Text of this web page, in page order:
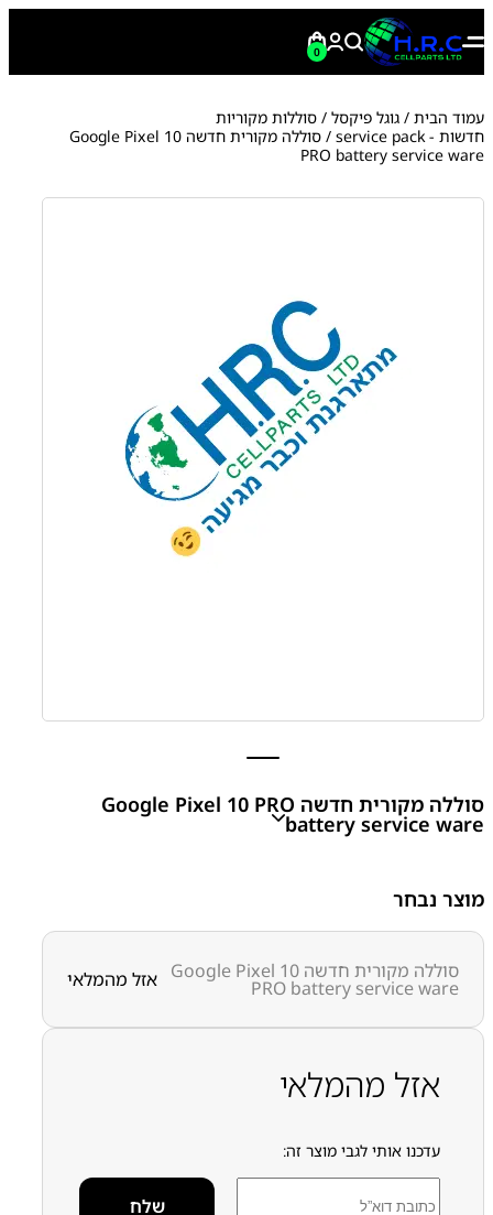
0
עמוד הבית / גוגל פיקסל / סוללות מקוריות
חדשות - service pack
/ סוללה מקורית חדשה Google Pixel 10
PRO battery service ware
סוללה מקורית חדשה Google Pixel 10 PRO
battery service ware
מק״ט:
קטגוריות:Pixel 10 Pro גוגל פיקסל
גוגל פיקסל - Google
חדשות - service pack
מוצר נבחר
סוללה מקורית חדשה Google Pixel 10
PRO battery service ware אזל מהמלאי
אזל מהמלאי
עדכנו אותי לגבי מוצר זה: